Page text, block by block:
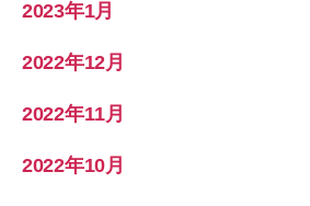
2023年1月
2022年12月
2022年11月
2022年10月